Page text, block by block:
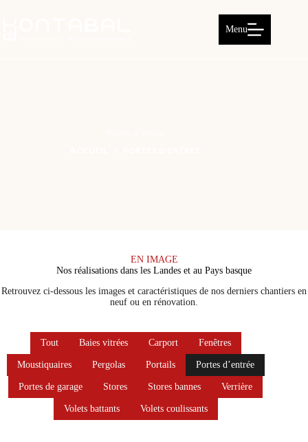
Menu
EN IMAGE
Nos réalisations dans les Landes et au Pays basque
Retrouvez ci-dessous les images et caractéristiques de nos derniers chantiers en
neuf ou en rénovation.
Tout Baies vitrées Carport Fenêtres
Moustiquaires Pergolas Portails Portes d’entrée
Portes de garage Stores Stores bannes Verrière
Volets battants Volets coulissants